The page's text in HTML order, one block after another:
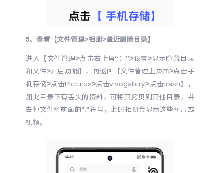
5、查看【文件管理>相册>最近删除目录】
进入【文件管理>点击右上角“：”>设置>显示隐藏目录
和文件>开启功能】，再返回【文件管理主页面>点击手
机存储>点击Pictures>点击vivogallery>点击trash】，
如此目录下有丢失的资料，可将其拷贝到其他目录，并
去掉文件名前面的"."符号，此时相册会显示这些图片或
视频。